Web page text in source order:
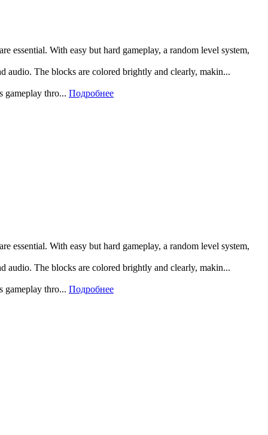
essential. With easy but hard gameplay, a random level system,
audio. The blocks are colored brightly and clearly, makin...
gameplay thro... Подробнее
essential. With easy but hard gameplay, a random level system,
audio. The blocks are colored brightly and clearly, makin...
gameplay thro... Подробнее